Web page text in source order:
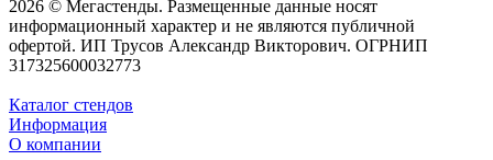
2026 © Мегастенды. Размещенные данные носят
информационный характер и не являются публичной
офертой. ИП Трусов Александр Викторович. ОГРНИП
317325600032773
Каталог стендов
Информация
О компании